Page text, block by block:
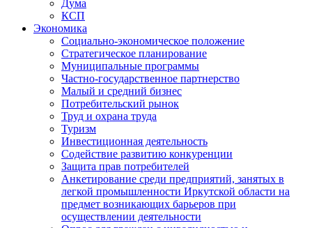
Дума
КСП
Экономика
Социально-экономическое положение
Стратегическое планирование
Муниципальные программы
Частно-государственное партнерство
Малый и средний бизнес
Потребительский рынок
Труд и охрана труда
Туризм
Инвестиционная деятельность
Содействие развитию конкуренции
Защита прав потребителей
Анкетирование среди предприятий, занятых в
легкой промышленности Иркутской области на
предмет возникающих барьеров при
осуществлении деятельности